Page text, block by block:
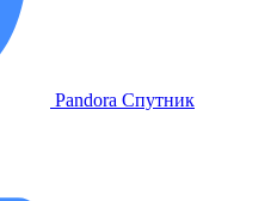
Pandora Спутник